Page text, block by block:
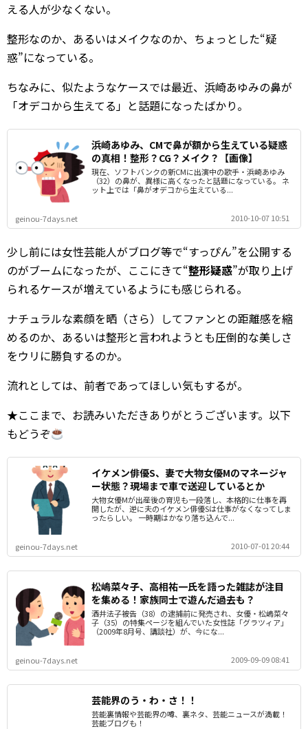
える人が少なくない。
整形なのか、あるいはメイクなのか、ちょっとした“疑
惑”になっている。
ちなみに、似たようなケースでは最近、浜崎あゆみの鼻が
「オデコから生えてる」と話題になったばかり。
浜崎あゆみ、CMで鼻が額から生えている疑惑
の真相！整形？CG？メイク？【画像】
現在、ソフトバンクの新CMに出演中の歌手・浜崎あゆみ
（32）の鼻が、異様に高くなったと話題になっている。 ネ
ット上では「鼻がオデコから生えている...
geinou-7days.net 2010-10-07 10:51
少し前には女性芸能人がブログ等で“すっぴん”を公開する
のがブームになったが、ここにきて“整形疑惑”が取り上げ
られるケースが増えているようにも感じられる。
ナチュラルな素顔を晒（さら）してファンとの距離感を縮
めるのか、あるいは整形と言われようとも圧倒的な美しさ
をウリに勝負するのか。
流れとしては、前者であってほしい気もするが。
★ここまで、お読みいただきありがとうございます。以下
もどうぞ
イケメン俳優S、妻で大物女優Mのマネージャ
ー状態？現場まで車で送迎しているとか
大物女優Mが出産後の育児も一段落し、本格的に仕事を再
開したが、逆に夫のイケメン俳優Sは仕事がなくなってしま
ったらしい。 一時期はかなり落ち込んで...
geinou-7days.net 2010-07-01 20:44
松嶋菜々子、高相祐一氏を語った雑誌が注目
を集める！家族同士で遊んだ過去も？
酒井法子被告（38）の逮捕前に発売され、女優・松嶋菜々
子（35）の特集ページを組んでいた女性誌「グラツィア」
（2009年8月号、講談社）が、今にな...
geinou-7days.net 2009-09-09 08:41
芸能界のう・わ・さ！！
芸能裏情報や芸能界の噂、裏ネタ、芸能ニュースが満載！
芸能ブログも！